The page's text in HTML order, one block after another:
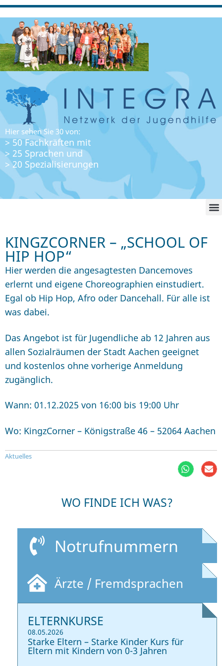
Hier sehen Sie 30 von:
> 50 Fachkräften mit
> 25 Sprachen und
> 20 Spezialisierungen
KINGZCORNER – „SCHOOL OF
HIP HOP“
Hier werden die angesagtesten Dancemoves
erlernt und eigene Choreographien einstudiert.
Egal ob Hip Hop, Afro oder Dancehall. Für alle ist
was dabei.
Das Angebot ist für Jugendliche ab 12 Jahren aus
allen Sozialräumen der Stadt Aachen geeignet
und kostenlos ohne vorherige Anmeldung
zugänglich.
Wann: 01.12.2025 von 16:00 bis 19:00 Uhr
Wo: KingzCorner – Königstraße 46 – 52064 Aachen
Aktuelles
WO FINDE ICH WAS?
Notrufnummern
Ärzte / Fremdsprachen
ELTERNKURSE
08.05.2026
Starke Eltern – Starke Kinder Kurs für
Eltern mit Kindern von 0-3 Jahren